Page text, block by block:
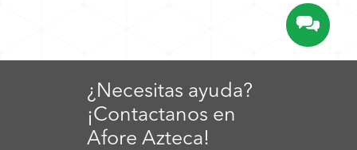
¿Necesitas ayuda?
¡Contactanos en
Afore Azteca!